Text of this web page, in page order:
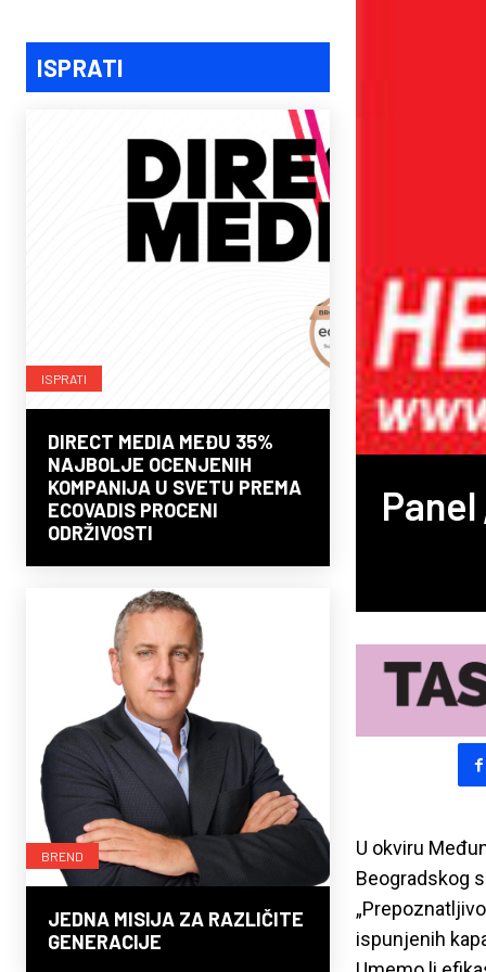
ISPRATI
ISPRATI
DIRECT MEDIA MEĐU 35%
NAJBOLJE OCENJENIH
KOMPANIJA U SVETU PREMA
ECOVADIS PROCENI
ODRŽIVOSTI
BREND
JEDNA MISIJA ZA RAZLIČITE
GENERACIJE
U okviru
Beogradskog
ispunjenih